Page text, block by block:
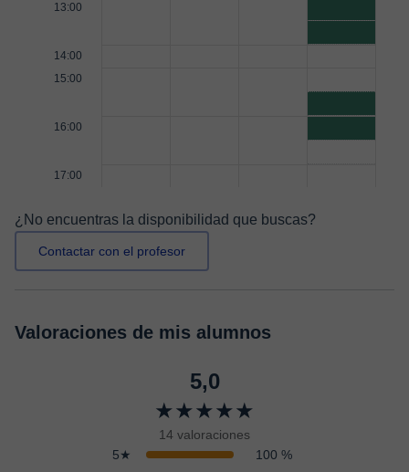
13:00
14:00
15:00
16:00
17:00
¿No encuentras la disponibilidad que buscas?
Contactar con el profesor
Valoraciones de mis alumnos
5,0
★★★★★
14 valoraciones
5★
100 %